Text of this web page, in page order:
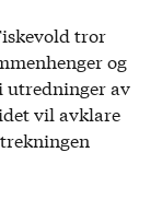
tror
og
utredninger av
vil avklare